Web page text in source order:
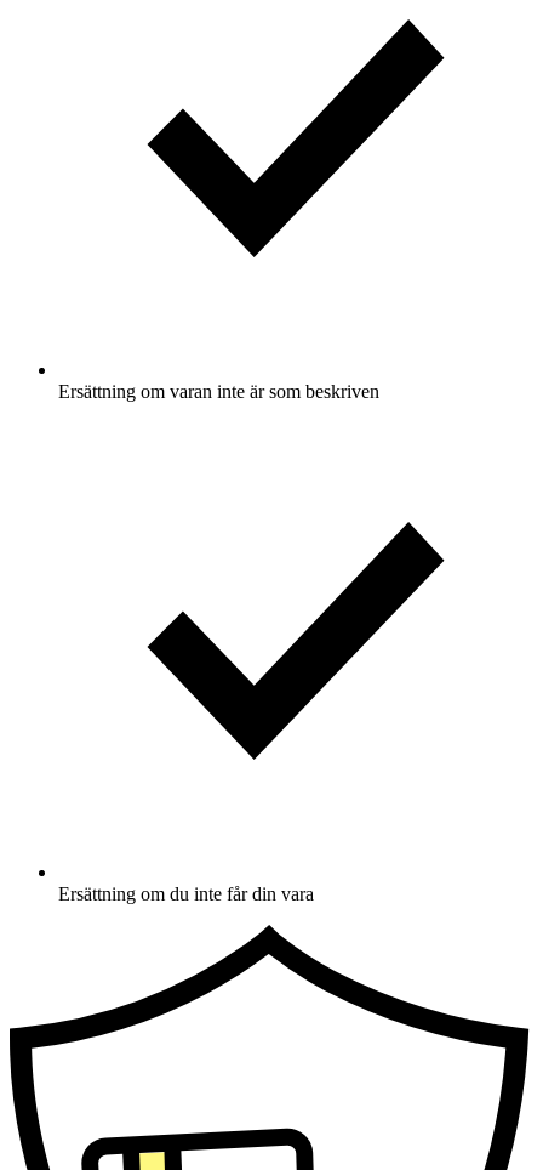
Ersättning om varan inte är som beskriven
Ersättning om du inte får din vara